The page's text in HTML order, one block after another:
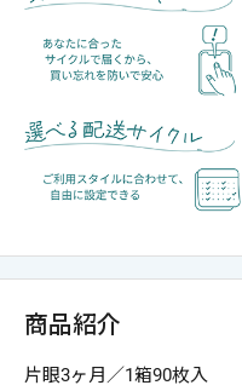
商品紹介
片眼3ヶ月／1箱90枚入